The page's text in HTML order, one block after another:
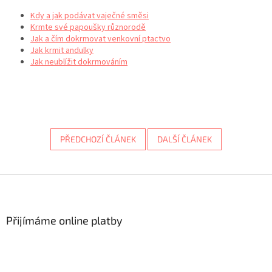
Kdy a jak podávat vaječné směsi
Krmte své papoušky různorodě
Jak a čím dokrmovat venkovní ptactvo
Jak krmit andulky
Jak neublížit dokrmováním
PŘEDCHOZÍ ČLÁNEK DALŠÍ ČLÁNEK
Přijímáme online platby